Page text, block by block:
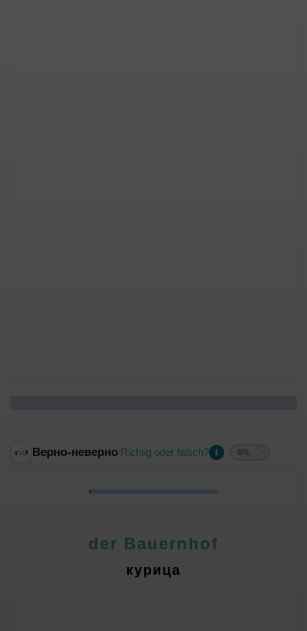
Верно-неверно Richtig oder falsch? 0%
der Bauernhof
курица